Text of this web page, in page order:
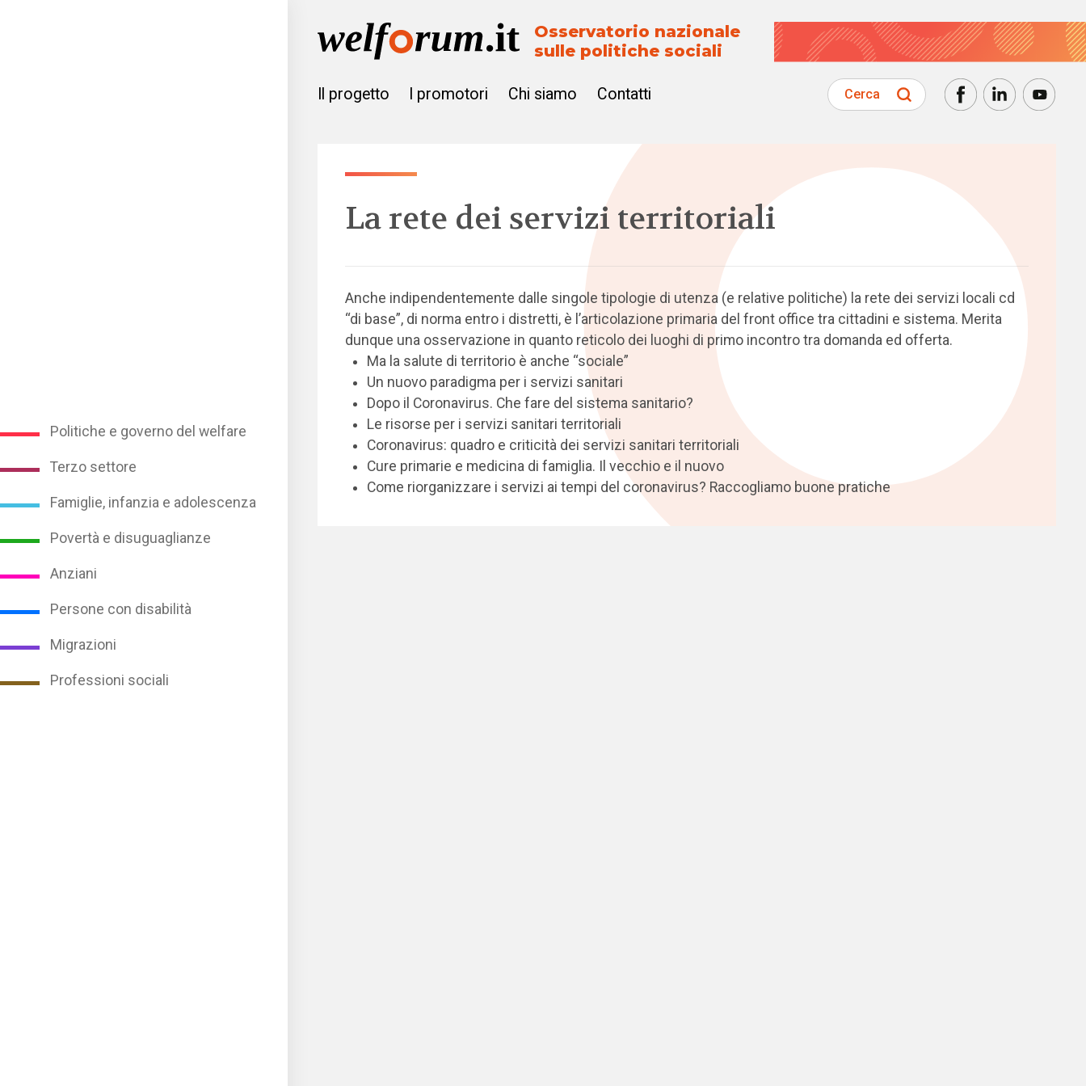
Politiche e governo del welfare
Terzo settore
Famiglie, infanzia e adolescenza
Povertà e disuguaglianze
Anziani
Persone con disabilità
Migrazioni
Professioni sociali
Osservatorio nazionale
sulle politiche sociali
Il progetto I promotori Chi siamo Contatti Cerca
La rete dei servizi territoriali
Anche indipendentemente dalle singole tipologie di utenza (e relative politiche) la rete dei servizi locali cd
“di base”, di norma entro i distretti, è l’articolazione primaria del front office tra cittadini e sistema. Merita
dunque una osservazione in quanto reticolo dei luoghi di primo incontro tra domanda ed offerta.
Ma la salute di territorio è anche “sociale”
Un nuovo paradigma per i servizi sanitari
Dopo il Coronavirus. Che fare del sistema sanitario?
Le risorse per i servizi sanitari territoriali
Coronavirus: quadro e criticità dei servizi sanitari territoriali
Cure primarie e medicina di famiglia. Il vecchio e il nuovo
Come riorganizzare i servizi ai tempi del coronavirus? Raccogliamo buone pratiche